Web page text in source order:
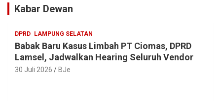
Kabar Dewan
DPRD LAMPUNG SELATAN
Babak Baru Kasus Limbah PT Ciomas, DPRD
Lamsel, Jadwalkan Hearing Seluruh Vendor
30 Juli 2026 BJe